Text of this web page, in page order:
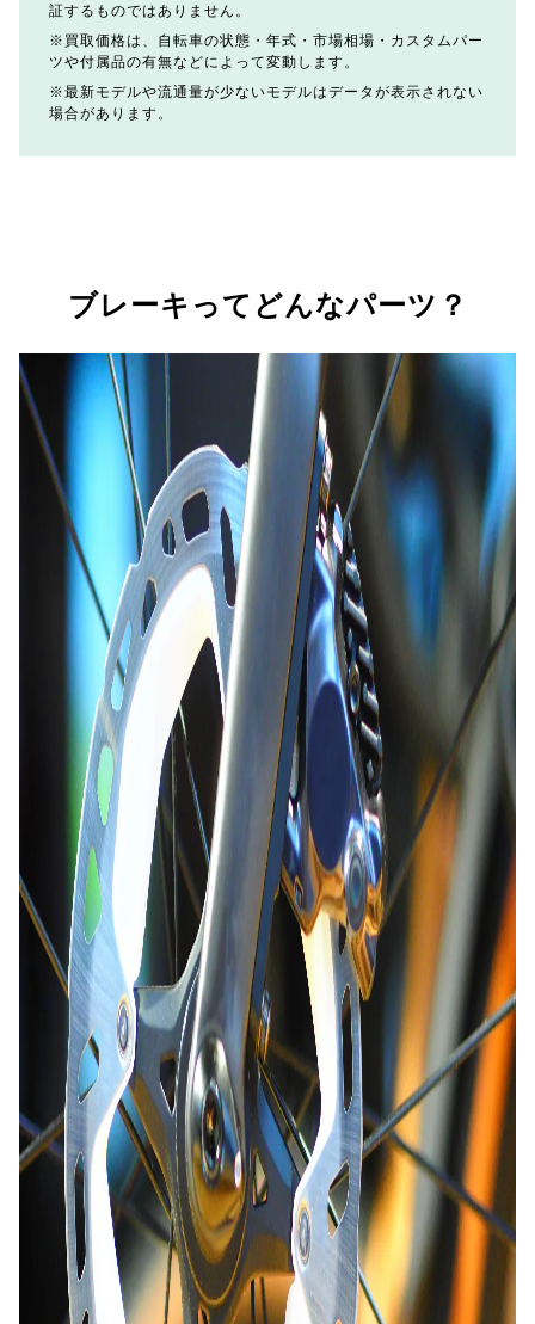
証するものではありません。
買取価格は、自転車の状態・年式・市場相場・カスタムパー
ツや付属品の有無などによって変動します。
最新モデルや流通量が少ないモデルはデータが表示されない
場合があります。
ブレーキってどんなパーツ？